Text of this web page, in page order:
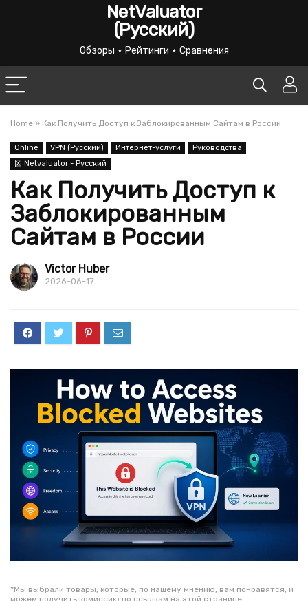
NetValuator
(Русский)
Обзоры ⋆ Рейтинги ⋆ Сравнения
Home » Как Получить Доступ к Заблокированным Сайтам в России
Online VPN (Русский) Интернет-услуги
Руководства
龱 Netvaluator - Русский
Как Получить Доступ к
Заблокированным
Сайтам в России
Victor Huber
2026-06-17
*Мы выбрали товары, которые, по нашему мнению, вам понравятся, и
можем получить комиссию по ссылкам на этой странице.